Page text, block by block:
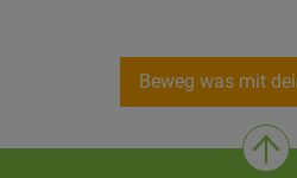
Beweg was mit